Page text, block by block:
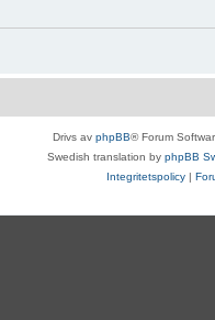
Drivs av phpBB® Forum
Swedish translation by phpBB
Integritetspolicy |